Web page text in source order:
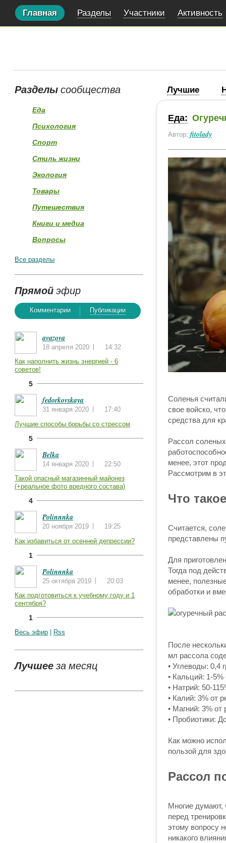
Главная Разделы Участники Активность
Лучшие
Еда:
Автор: fitolady
Соленья
свое войско,
средства для
Рассол
менее, этот
Рассмотрим в
Что
Считается,
представлены
Для
Тогда под
менее,
обработки и
После
мл рассола
• Углеводы: 0,4
• Кальций: 1-
• Натрий: 50-
• Калий: 3% от
• Магний: 3%
• Пробиотики:
Как можно
пользой для
Рассол
Многие думают,
перед
этому вопросу
никакого
Разделысообщества
Еда
Психология
Спорт
Стиль жизни
Экология
Товары
Путешествия
Книги и медиа
Вопросы
Все разделы
Прямойэфир
Комментарии Публикации
avazova
18 апреля 2020
14:32
Как наполнить жизнь энергией - 6
советов!
5
fedorkovskaya
31 января 2020
17:40
Лучшие способы борьбы со стрессом
5
Belka
14 января 2020
22:50
Такой опасный магазинный майонез
(+реальное фото вредного состава)
4
Polinnnka
20 ноября 2019
19:25
Как избавиться от осенней депрессии?
1
Polinnnka
25 октября 2019
20:03
Как подготовиться к учебному году и 1
сентября?
1
Весь эфир Rss
Лучшееза месяц